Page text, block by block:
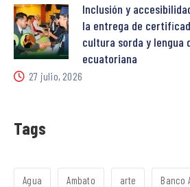
Inclusión y
la entrega de
cultura sorda y lengua
ecuatoriana
27 julio, 2026
Tags
Agua Ambato arte Banco